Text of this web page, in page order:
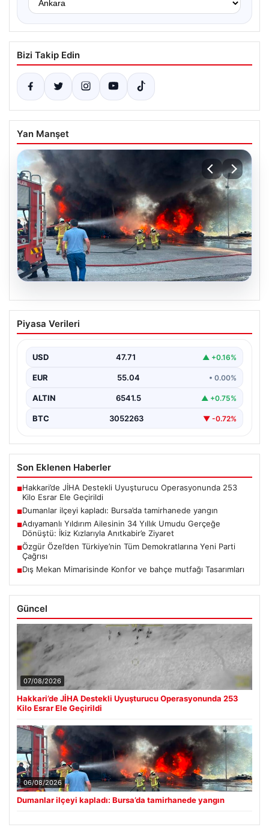
Bizi Takip Edin
Yan Manşet
06.08.2026
Dumanlar ilçeyi kapladı: Bursa’da
tamirhanede yangın
Piyasa Verileri
USD 47.71 ▲ +0.16%
EUR 55.04 • 0.00%
ALTIN 6541.5 ▲ +0.75%
BTC 3052263 ▼ -0.72%
Son Eklenen Haberler
■Hakkari’de JİHA Destekli Uyuşturucu Operasyonunda 253
Kilo Esrar Ele Geçirildi
■Dumanlar ilçeyi kapladı: Bursa’da tamirhanede yangın
■Adıyamanlı Yıldırım Ailesinin 34 Yıllık Umudu Gerçeğe
Dönüştü: İkiz Kızlarıyla Anıtkabir’e Ziyaret
■Özgür Özel’den Türkiye’nin Tüm Demokratlarına Yeni Parti
Çağrısı
■Dış Mekan Mimarisinde Konfor ve bahçe mutfağı Tasarımları
Güncel
07/08/2026
Hakkari’de JİHA Destekli Uyuşturucu Operasyonunda 253
Kilo Esrar Ele Geçirildi
06/08/2026
Dumanlar ilçeyi kapladı: Bursa’da tamirhanede yangın